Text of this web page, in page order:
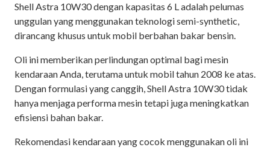
Shell Astra 10W30 dengan kapasitas 6 L adalah pelumas
unggulan yang menggunakan teknologi semi-synthetic,
dirancang khusus untuk mobil berbahan bakar bensin.
Oli ini memberikan perlindungan optimal bagi mesin
kendaraan Anda, terutama untuk mobil tahun 2008 ke atas.
Dengan formulasi yang canggih, Shell Astra 10W30 tidak
hanya menjaga performa mesin tetapi juga meningkatkan
efisiensi bahan bakar.
Rekomendasi kendaraan yang cocok menggunakan oli ini